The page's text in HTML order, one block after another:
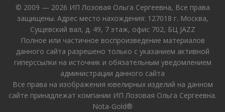
© 2009 — 2026 ИП Лозовая Ольга Сергеевна, Все права
защищены. Адрес место нахождения: 127018 г. Москва,
Сущевский вал, д. 49, 7 этаж, офис 702, БЦ JAZZ
Полное или частичное воспроизведение материалов
данного сайта разрешено только с указанием активной
гиперссылки на источник и обязательным уведомлением
администрации данного сайта
Все права на изображения ювелирных изделий на данном
сайте принадлежат компании ИП Лозовая Ольга Сергеевна.
Nota-Gold®